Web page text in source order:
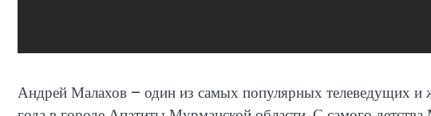
Андрей Малахов – один из самых популярных телеведущих и